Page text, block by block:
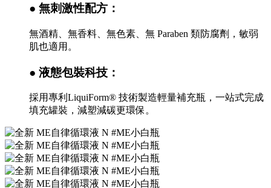
● 無刺激性配方：
無酒精、無香料、無色素、無 Paraben 類防腐劑，敏弱
肌也適用。
● 液態包裝科技：
採用專利LiquiForm® 技術製造輕量補充瓶，一站式完成
填充罐裝，減塑減碳更環保。